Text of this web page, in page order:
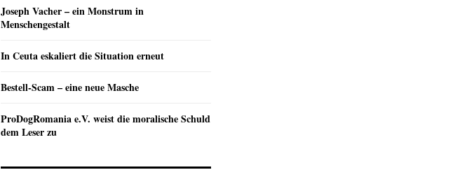
Joseph Vacher – ein Monstrum in
Menschengestalt
In Ceuta eskaliert die Situation erneut
Bestell-Scam – eine neue Masche
ProDogRomania e.V. weist die moralische Schuld
dem Leser zu